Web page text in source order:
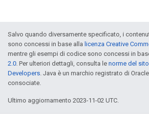
Salvo quando diversamente specificato, i
sono concessi in base alla licenza Creative
mentre gli esempi di codice sono concessi in
2.0. Per ulteriori dettagli, consulta le norme del
Developers. Java è un marchio registrato di
consociate.
Ultimo aggiornamento 2023-11-02 UTC.